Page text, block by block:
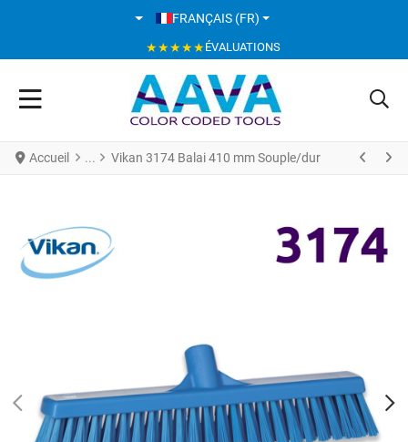
SÉLECTIONNEZ VOTRE LANGUE
FRANÇAIS (FR)
★★★★★ÉVALUATIONS
Accueil Vikan 3174 Balai 410 mm Souple/dur
PREV